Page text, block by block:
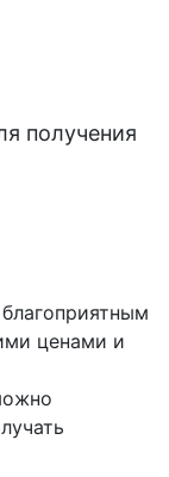
получения
ценами и